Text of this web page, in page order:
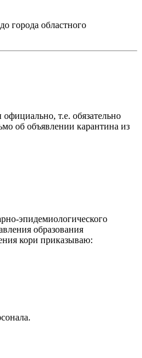
города областного
т.е. обязательно
об объявлении карантина из
эпидемиологического
образования
кори приказываю: